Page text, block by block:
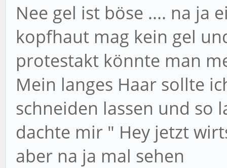
Nee gel ist böse .... na ja
kopfhaut mag kein gel
protestakt könnte man
Mein langes Haar sollte
schneiden lassen und so
dachte mir " Hey jetzt
aber na ja mal sehen